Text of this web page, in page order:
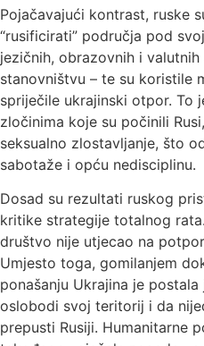
Pojačavajući kontrast, ruske
“rusificirati” područja pod
jezičnih, obrazovnih i
stanovništvu – te su koristile
spriječile ukrajinski otpor. To
zločinima koje su počinili
seksualno zlostavljanje, što
sabotaže i opću nedisciplinu.
Dosad su rezultati ruskog
kritike strategije totalnog
društvo nije utjecao na
Umjesto toga, gomilanjem
ponašanju Ukrajina je
oslobodi svoj teritorij i da
prepusti Rusiji. Humanitarne